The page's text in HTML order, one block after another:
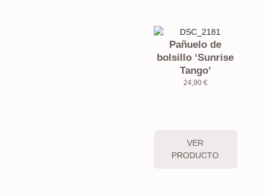
Pañuelo de
bolsillo ‘Sunrise
Tango’
24,90 €
VER
PRODUCTO